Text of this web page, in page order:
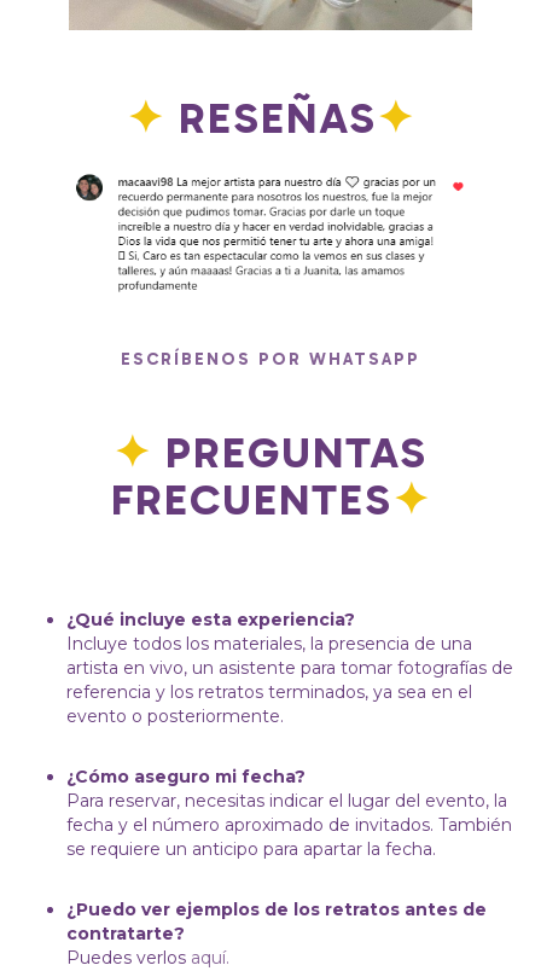
✦ RESEÑAS✦
ESCRÍBENOS POR WHATSAPP
✦ PREGUNTAS
FRECUENTES✦
¿Qué incluye esta experiencia?
Incluye todos los materiales, la presencia de una
artista en vivo, un asistente para tomar fotografías de
referencia y los retratos terminados, ya sea en el
evento o posteriormente.
¿Cómo aseguro mi fecha?
Para reservar, necesitas indicar el lugar del evento, la
fecha y el número aproximado de invitados. También
se requiere un anticipo para apartar la fecha.
¿Puedo ver ejemplos de los retratos antes de
contratarte?
Puedes verlos aquí.